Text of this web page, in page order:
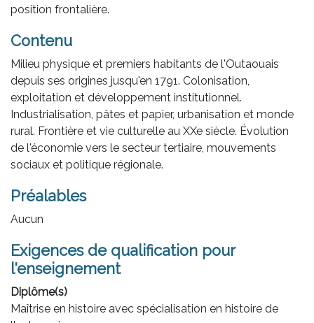
position frontalière.
Contenu
Milieu physique et premiers habitants de l'Outaouais
depuis ses origines jusqu'en 1791. Colonisation,
exploitation et développement institutionnel.
Industrialisation, pâtes et papier, urbanisation et monde
rural. Frontière et vie culturelle au XXe siècle. Évolution
de l'économie vers le secteur tertiaire, mouvements
sociaux et politique régionale.
Préalables
Aucun
Exigences de qualification pour
l'enseignement
Diplôme(s)
Maîtrise en histoire avec spécialisation en histoire de